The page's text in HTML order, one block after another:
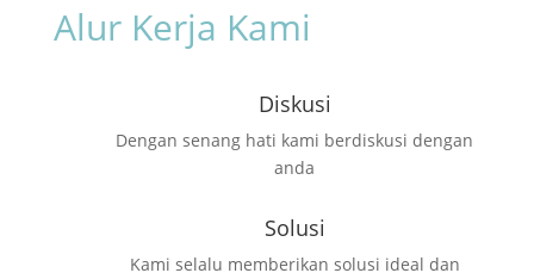
Alur Kerja Kami
Diskusi
Dengan senang hati kami berdiskusi dengan
anda
Solusi
Kami selalu memberikan solusi ideal dan